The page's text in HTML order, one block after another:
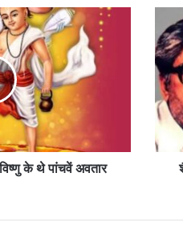
के थे पांचवें अवतार